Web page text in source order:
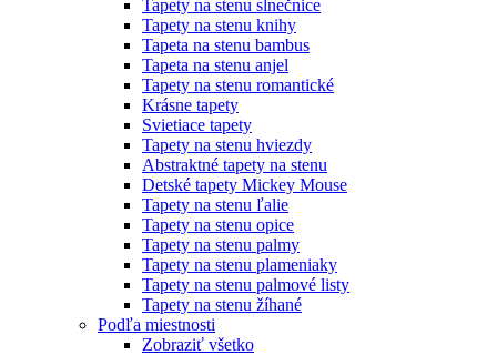
Tapety na stenu slnečnice
Tapety na stenu knihy
Tapeta na stenu bambus
Tapeta na stenu anjel
Tapety na stenu romantické
Krásne tapety
Svietiace tapety
Tapety na stenu hviezdy
Abstraktné tapety na stenu
Detské tapety Mickey Mouse
Tapety na stenu ľalie
Tapety na stenu opice
Tapety na stenu palmy
Tapety na stenu plameniaky
Tapety na stenu palmové listy
Tapety na stenu žíhané
Podľa miestnosti
Zobraziť všetko